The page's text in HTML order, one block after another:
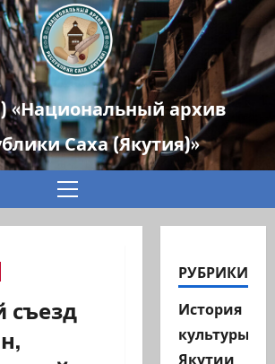
«Национальный архив
Саха (Якутия)»
Основное
съезд
РУБРИКИ
История
культуры
Якутии